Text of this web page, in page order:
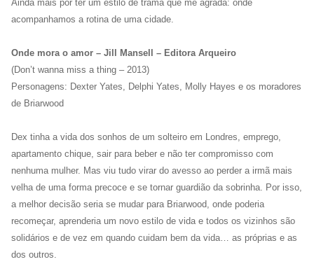
Ainda mais por ter um estilo de trama que me agrada: onde
acompanhamos a rotina de uma cidade.
Onde mora o amor – Jill Mansell – Editora Arqueiro
(Don’t wanna miss a thing – 2013)
Personagens: Dexter Yates, Delphi Yates, Molly Hayes e os moradores
de Briarwood
Dex tinha a vida dos sonhos de um solteiro em Londres, emprego,
apartamento chique, sair para beber e não ter compromisso com
nenhuma mulher. Mas viu tudo virar do avesso ao perder a irmã mais
velha de uma forma precoce e se tornar guardião da sobrinha. Por isso,
a melhor decisão seria se mudar para Briarwood, onde poderia
recomeçar, aprenderia um novo estilo de vida e todos os vizinhos são
solidários e de vez em quando cuidam bem da vida… as próprias e as
dos outros.